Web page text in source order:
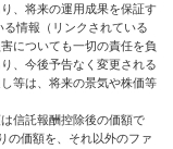
、将来の運用成果を保証す
情報（リンクされている
についても一切の責任を負
、今後予告なく変更される
等は、将来の景気や株価等
信託報酬控除後の価額で
の価額を、それ以外のファ